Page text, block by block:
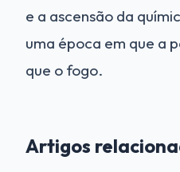
e a ascensão da
uma época em que a
que o fogo.
Artigos